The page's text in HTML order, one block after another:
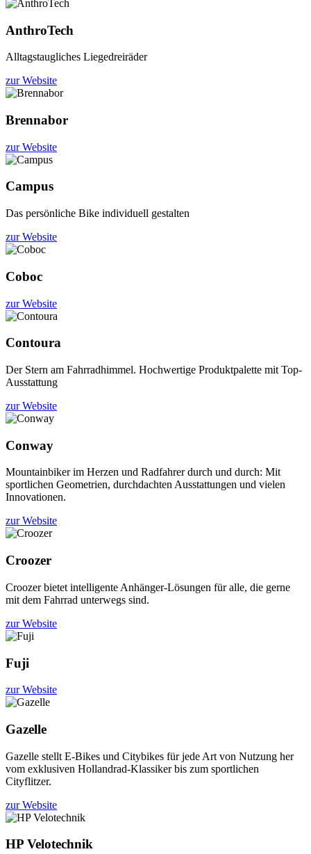
AnthroTech
Alltagstaugliches Liegedreiräder
zur Website
Brennabor
zur Website
Campus
Das persönliche Bike individuell gestalten
zur Website
Coboc
zur Website
Contoura
Der Stern am Fahrradhimmel. Hochwertige Produktpalette mit Top-
Ausstattung
zur Website
Conway
Mountainbiker im Herzen und Radfahrer durch und durch: Mit
sportlichen Geometrien, durchdachten Ausstattungen und vielen
Innovationen.
zur Website
Croozer
Croozer bietet intelligente Anhänger-Lösungen für alle, die gerne
mit dem Fahrrad unterwegs sind.
zur Website
Fuji
zur Website
Gazelle
Gazelle stellt E-Bikes und Citybikes für jede Art von Nutzung her
vom exklusiven Hollandrad-Klassiker bis zum sportlichen
Cityflitzer.
zur Website
HP Velotechnik